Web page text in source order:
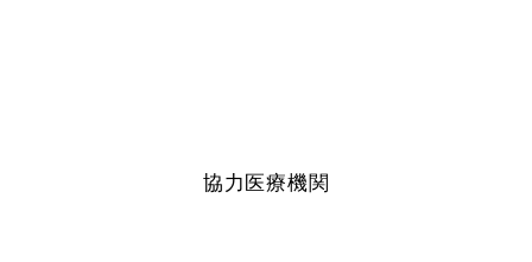
協力医療機関